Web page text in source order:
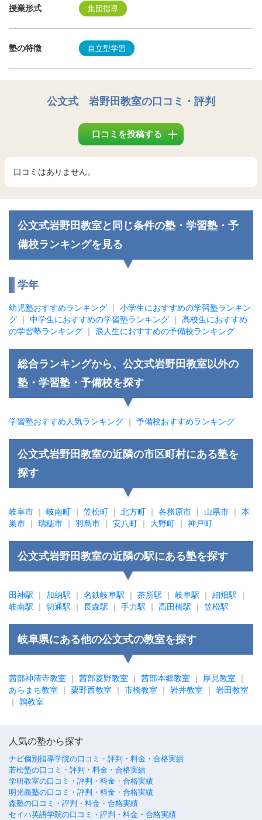
授業形式 集団指導
塾の特徴 自立型学習
公文式 岩野田教室の口コミ・評判
口コミを投稿する
口コミはありません。
公文式岩野田教室と同じ条件の塾・学習塾・予
備校ランキングを見る
学年
幼児塾おすすめランキング ｜ 小学生におすすめの学習塾ランキン
グ ｜ 中学生におすすめの学習塾ランキング ｜ 高校生におすすめ
の学習塾ランキング ｜ 浪人生におすすめの予備校ランキング
総合ランキングから、公文式岩野田教室以外の
塾・学習塾・予備校を探す
学習塾おすすめ人気ランキング ｜ 予備校おすすめランキング
公文式岩野田教室の近隣の市区町村にある塾を
探す
岐阜市 ｜ 岐南町 ｜ 笠松町 ｜ 北方町 ｜ 各務原市 ｜ 山県市 ｜ 本
巣市 ｜ 瑞穂市 ｜ 羽島市 ｜ 安八町 ｜ 大野町 ｜ 神戸町
公文式岩野田教室の近隣の駅にある塾を探す
田神駅 ｜ 加納駅 ｜ 名鉄岐阜駅 ｜ 茶所駅 ｜ 岐阜駅 ｜ 細畑駅 ｜
岐南駅 ｜ 切通駅 ｜ 長森駅 ｜ 手力駅 ｜ 高田橋駅 ｜ 笠松駅
岐阜県にある他の公文式の教室を探す
茜部神清寺教室 ｜ 茜部菱野教室 ｜ 茜部本郷教室 ｜ 厚見教室 ｜
あらまち教室 ｜ 粟野西教室 ｜ 市橋教室 ｜ 岩井教室 ｜ 岩田教室
｜ 鶉教室
人気の塾から探す
ナビ個別指導学院の口コミ・評判・料金・合格実績
若松塾の口コミ・評判・料金・合格実績
学研教室の口コミ・評判・料金・合格実績
明光義塾の口コミ・評判・料金・合格実績
森塾の口コミ・評判・料金・合格実績
セイハ英語学院の口コミ・評判・料金・合格実績